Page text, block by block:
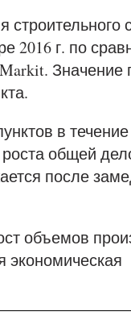
2016 г. по
Значение
в
общей
после
объемов
экономическая